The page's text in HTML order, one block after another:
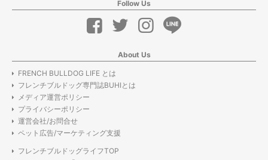
Follow Us
About Us
FRENCH BULLDOG LIFE とは
フレンチブルドッグ専門誌BUHIとは
メディア運営ポリシー
プライバシーポリシー
運営会社/お問合せ
ペット広告/マーケティング支援
フレンチブルドッグライフTOP